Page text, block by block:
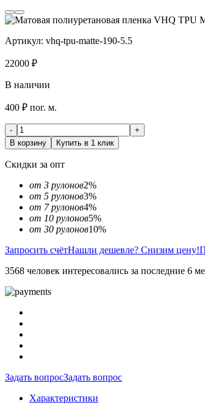
Артикул: vhq-tpu-matte-190-5.5
22000 ₽
В наличии
400 ₽ пог. м.
-
+
В корзину
Купить в 1 клик
Скидки за опт
от 3 рулонов2%
от 5 рулонов3%
от 7 рулонов4%
от 10 рулонов5%
от 30 рулонов10%
Запросить счётНашли дешевле? Снизим цену!
3568 человек интересовались за последние 6
Задать вопросЗадать вопрос
Характеристики